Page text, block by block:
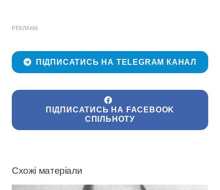
РЕКЛАМА
ПІДПИСАТИСЬ НА TELEGRAM КАНАЛ
ПІДПИСАТИСЬ НА FACEBOOK
СПІЛЬНОТУ
Схожі матеріали